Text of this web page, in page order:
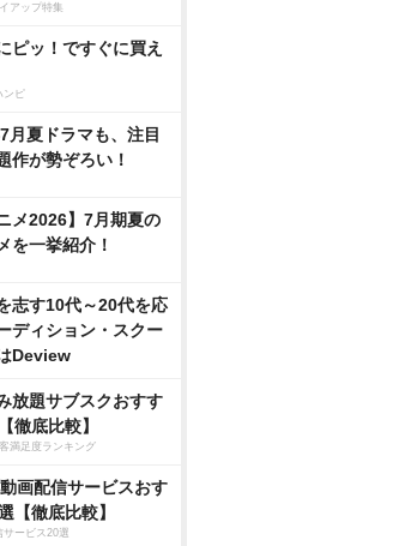
アップ特集
ピッ！ですぐに買え
ンピ
月夏ドラマも、注目
作が勢ぞろい！
メ2026】7月期夏の
を一挙紹介！
志す10代～20代を応
ディション・スクー
Deview
放題サブスクおすす
徹底比較】
満足度ランキング
画配信サービスおす
【徹底比較】
サービス20選